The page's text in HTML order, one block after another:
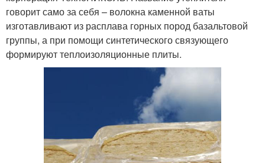
говорит само за себя – волокна каменной ваты
изготавливают из расплава горных пород базальтовой
группы, а при помощи синтетического связующего
формируют теплоизоляционные плиты.